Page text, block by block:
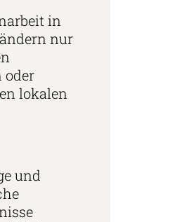
in
nur
oder
lokalen
und